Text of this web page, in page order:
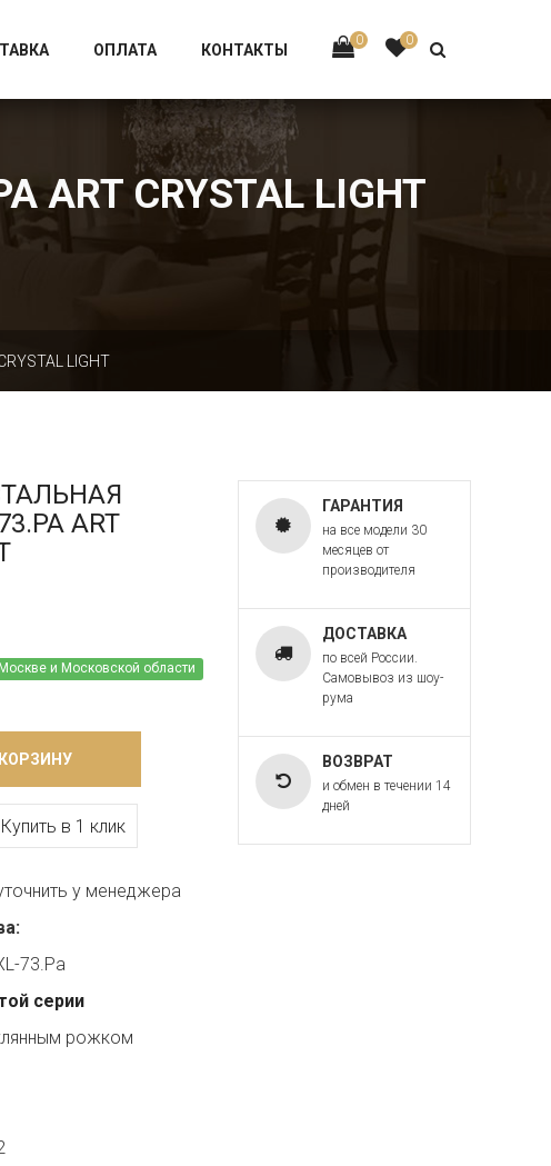
0 0
ОПЛАТА КОНТАКТЫ
CRYSTAL LIGHT
LIGHT
ART
и Московской области
Купить в 1 клик
у менеджера
73.Pa
серии
рожком
ГАРАНТИЯ
на все модели 30
месяцев от
производителя
ДОСТАВКА
по всей России.
Самовывоз из шоу-
рума
ВОЗВРАТ
и обмен в течении 14
дней